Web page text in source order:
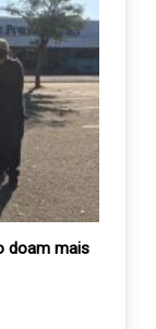
doam mais